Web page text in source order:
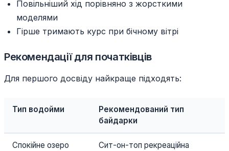
Повільніший хід порівняно з жорсткими
моделями
Гірше тримають курс при бічному вітрі
Рекомендації для початківців
Для першого досвіду найкраще підходять:
Тип водойми
Рекомендований тип
байдарки
Спокійне озеро Сит-он-топ рекреаційна